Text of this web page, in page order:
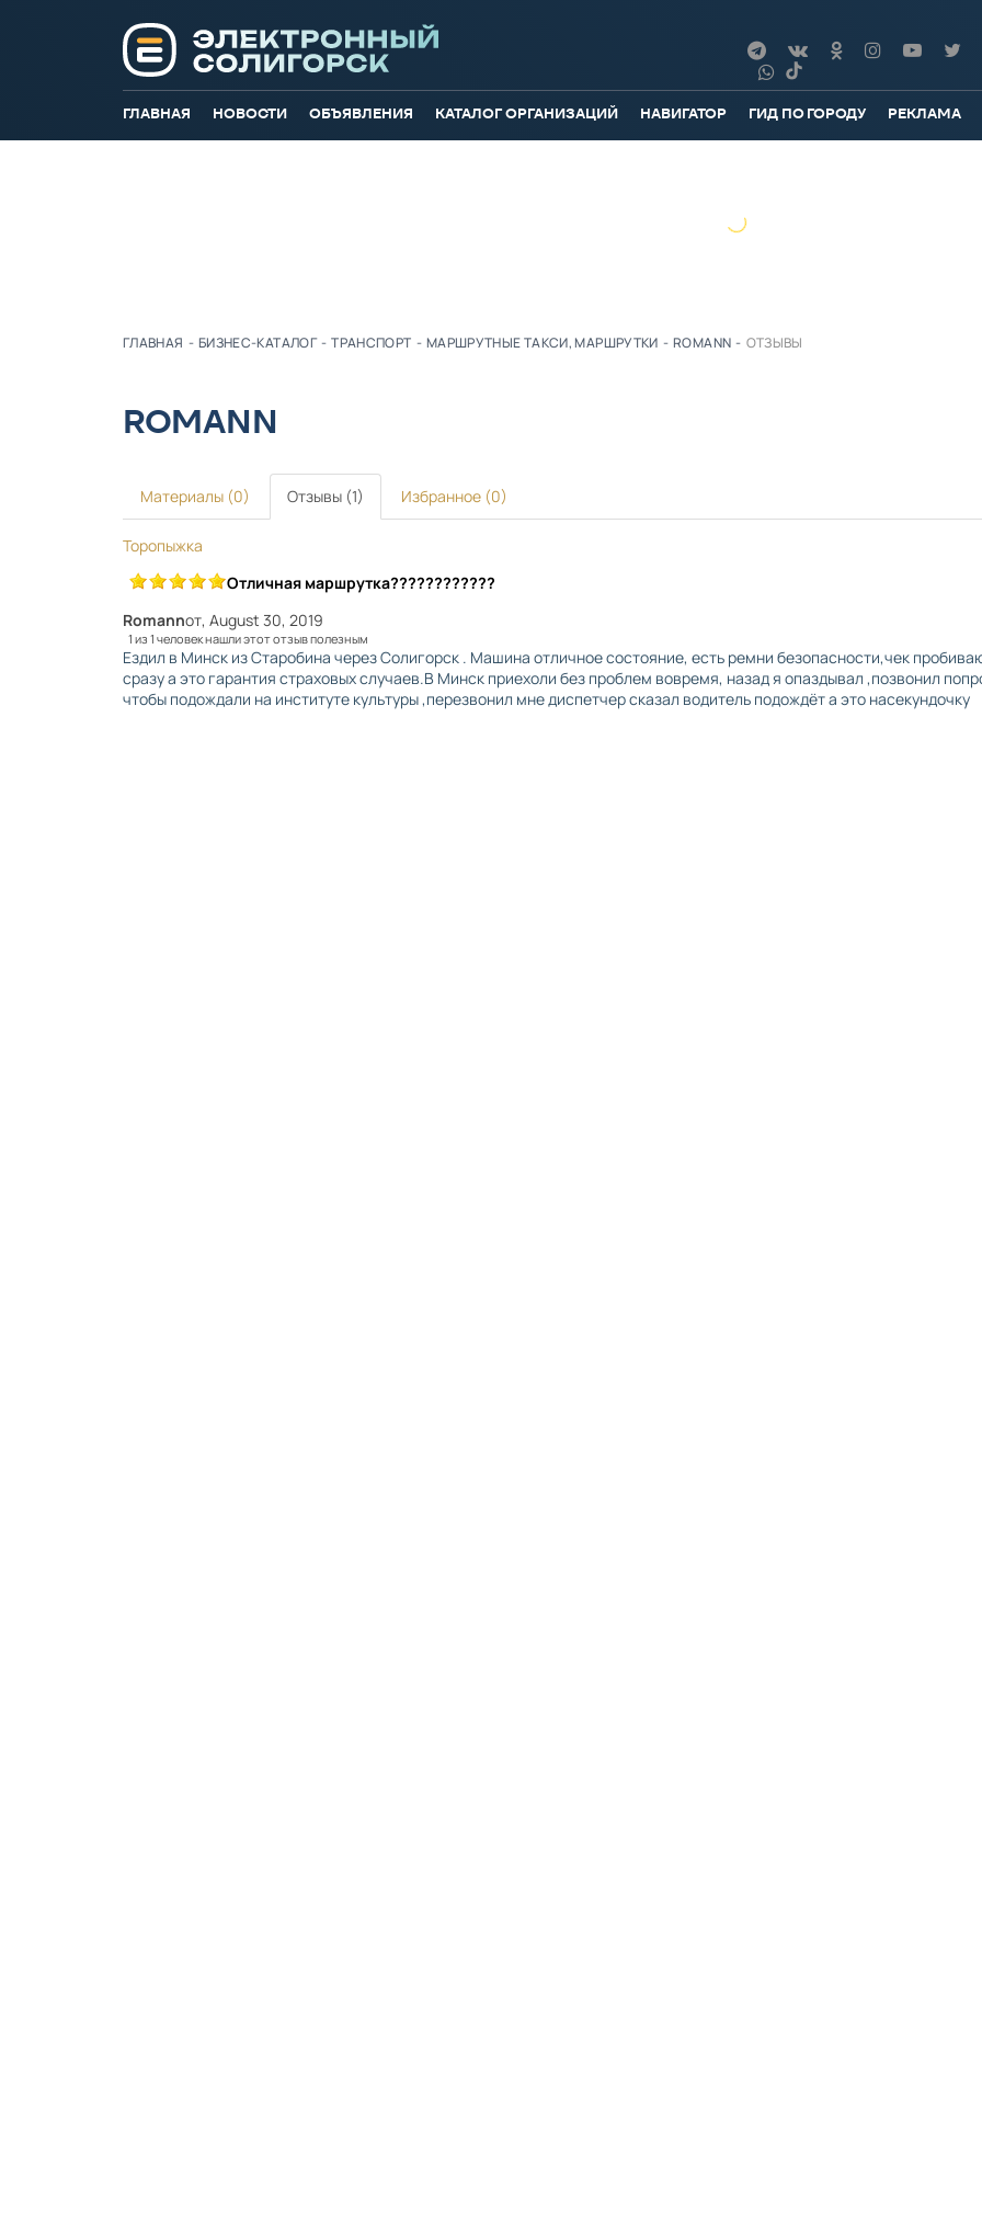
ГЛАВНАЯ НОВОСТИ ОБЪЯВЛЕНИЯ КАТАЛОГ ОРГАНИЗАЦИЙ НАВИГАТОР ГИД ПО ГОРОДУ РЕКЛАМА
ГЛАВНАЯ - БИЗНЕС-КАТАЛОГ - ТРАНСПОРТ - МАРШРУТНЫЕ ТАКСИ, МАРШРУТКИ - ROMANN - ОТЗЫВЫ
ROMANN
Материалы (0) Отзывы (1) Избранное (0)
Торопыжка
Отличная маршрутка????????????
от
Romann , August 30, 2019
1 из 1 человек нашли этот отзыв полезным
Ездил в Минск из Старобина через Солигорск . Машина отличное состояние, есть ремни безопасности,чек
сразу а это гарантия страховых случаев.В Минск приехоли без проблем вовремя, назад я опаздывал ,позвонил
чтобы подождали на институте культуры ,перезвонил мне диспетчер сказал водитель подождёт а это насекундочку